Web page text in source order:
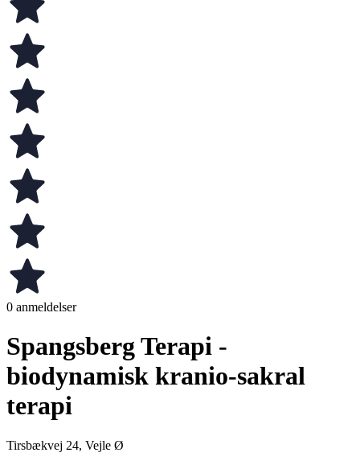
0 anmeldelser
Spangsberg Terapi -
biodynamisk kranio-sakral
terapi
Tirsbækvej 24, Vejle Ø